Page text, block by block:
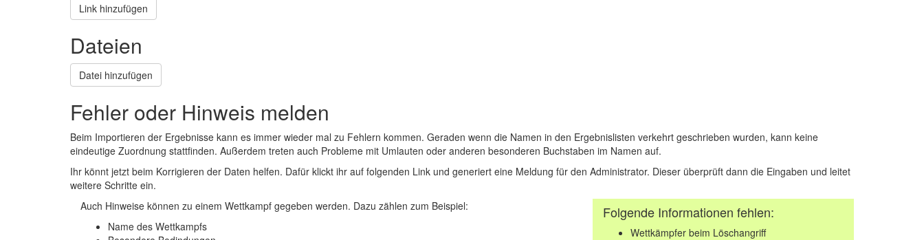
Link hinzufügen
Dateien
Datei hinzufügen
Fehler oder Hinweis melden
Beim Importieren der Ergebnisse kann es immer wieder mal zu Fehlern kommen. Geraden wenn die Namen in den Ergebnislisten verkehrt geschrieben wurden, kann keine
eindeutige Zuordnung stattfinden. Außerdem treten auch Probleme mit Umlauten oder anderen besonderen Buchstaben im Namen auf.
Ihr könnt jetzt beim Korrigieren der Daten helfen. Dafür klickt ihr auf folgenden Link und generiert eine Meldung für den Administrator. Dieser überprüft dann die Eingaben und leitet
weitere Schritte ein.
Auch Hinweise können zu einem Wettkampf gegeben werden. Dazu zählen zum Beispiel:
Name des Wettkampfs
Folgende Informationen fehlen:
Wettkämpfer beim Löschangriff